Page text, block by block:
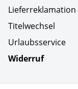
Lieferreklamation
Titelwechsel
Urlaubsservice
Widerruf